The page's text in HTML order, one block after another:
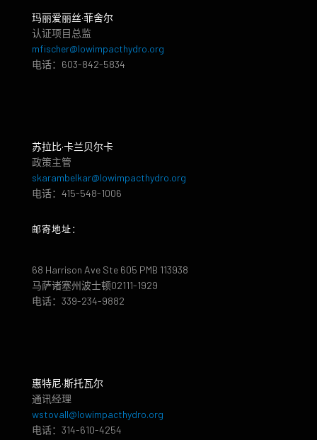
玛丽爱丽丝·菲舍尔
认证项目总监
mfischer@lowimpacthydro.org
电话：603-842-5834
苏拉比·卡兰贝尔卡
政策主管
skarambelkar@lowimpacthydro.org
电话：415-548-1006
邮寄地址：
68 Harrison Ave Ste 605 PMB 113938
马萨诸塞州波士顿02111-1929
电话：339-234-9882
惠特尼·斯托瓦尔
通讯经理
wstovall@lowimpacthydro.org
电话：314-610-4254